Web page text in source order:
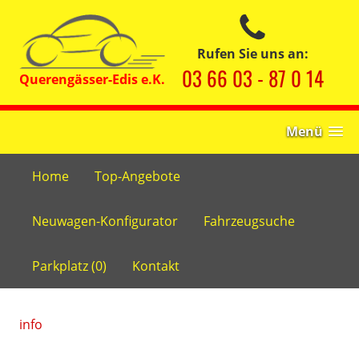
Rufen Sie uns an:
03 66 03 - 87 0 14
Menü
Home Top-Angebote
Neuwagen-Konfigurator Fahrzeugsuche
Parkplatz (0) Kontakt
info